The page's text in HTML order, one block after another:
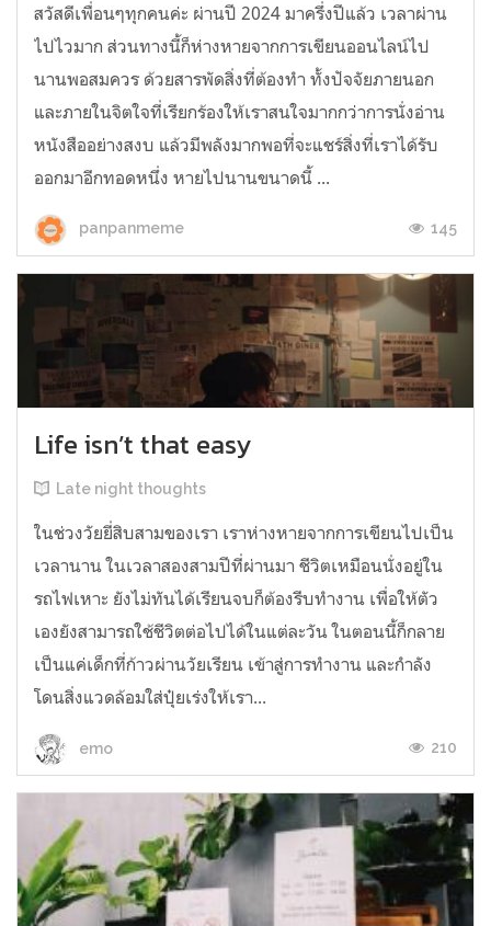
สวัสดีเพื่อนๆทุกคนค่ะ ผ่านปี 2024 มาครึ่งปีแล้ว เวลาผ่าน
ไปไวมาก ส่วนทางนี้ก็ห่างหายจากการเขียนออนไลน์ไป
นานพอสมควร ด้วยสารพัดสิ่งที่ต้องทำ ทั้งปัจจัยภายนอก
และภายในจิตใจที่เรียกร้องให้เราสนใจมากกว่าการนั่งอ่าน
หนังสืออย่างสงบ แล้วมีพลังมากพอที่จะแชร์สิ่งที่เราได้รับ
ออกมาอีกทอดหนึ่ง หายไปนานขนาดนี้ ...
panpanmeme 145
Life isn’t that easy
Late night thoughts
ในช่วงวัยยี่สิบสามของเรา เราห่างหายจากการเขียนไปเป็น
เวลานาน ในเวลาสองสามปีที่ผ่านมา ชีวิตเหมือนนั่งอยู่ใน
รถไฟเหาะ ยังไม่ทันได้เรียนจบก็ต้องรีบทำงาน เพื่อให้ตัว
เองยังสามารถใช้ชีวิตต่อไปได้ในแต่ละวัน ในตอนนี้ก็กลาย
เป็นแค่เด็กที่ก้าวผ่านวัยเรียน เข้าสู่การทำงาน และกำลัง
โดนสิ่งแวดล้อมใส่ปุ๋ยเร่งให้เรา...
emo 210